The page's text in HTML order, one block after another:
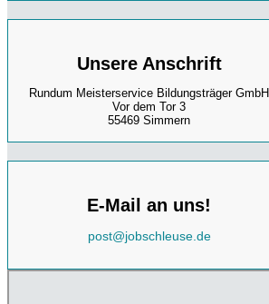
Unsere Anschrift
Rundum Meisterservice Bildungsträger GmbH
Vor dem Tor 3
55469 Simmern
E-Mail an uns!
post@jobschleuse.de